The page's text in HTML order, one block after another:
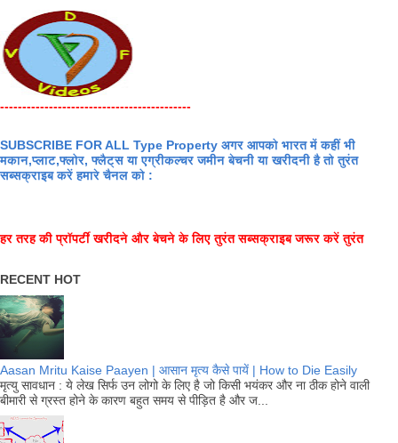
-------------------------------------------
SUBSCRIBE FOR ALL Type Property अगर आपको भारत में कहीं भी
मकान,प्लाट,फ्लोर, फ्लैट्स या एग्रीकल्चर जमीन बेचनी या खरीदनी है तो तुरंत
सब्सक्राइब करें हमारे चैनल को :
हर तरह की प्रॉपर्टी खरीदने और बेचने के लिए तुरंत सब्सक्राइब जरूर करें तुरंत
RECENT HOT
Aasan Mritu Kaise Paayen | आसान मृत्य कैसे पायें | How to Die Easily
मृत्यु सावधान : ये लेख सिर्फ उन लोगो के लिए है जो किसी भयंकर और ना ठीक होने वाली
बीमारी से ग्रस्त होने के कारण बहुत समय से पीड़ित है और ज...